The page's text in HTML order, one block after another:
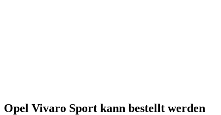
Opel Vivaro Sport kann bestellt werden